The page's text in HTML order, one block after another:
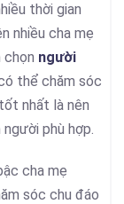
thời gian
nhiều cha mẹ
chọn người
thể chăm sóc
nhất là nên
phù hợp.
cha mẹ
sóc chu đáo